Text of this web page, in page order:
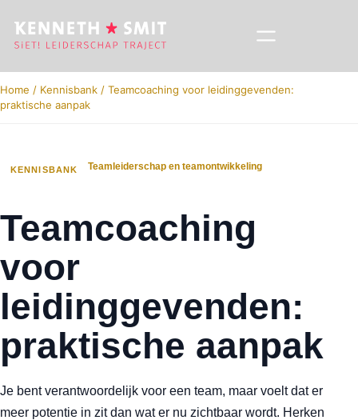
Home / Kennisbank / Teamcoaching voor leidinggevenden:
praktische aanpak
KENNISBANK Teamleiderschap en teamontwikkeling
Teamcoaching
voor
leidinggevenden:
praktische aanpak
Je bent verantwoordelijk voor een team, maar voelt dat er
meer potentie in zit dan wat er nu zichtbaar wordt. Herken